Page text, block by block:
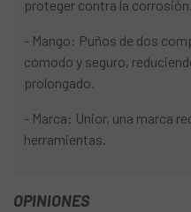
proteger contra la corrosión.
- Mango: Puños de dos
cómodo y seguro,
prolongado.
- Marca: Unior, una marca
herramientas.
OPINIONES